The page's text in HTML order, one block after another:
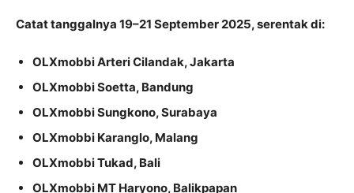
Catat tanggalnya 19–21 September 2025, serentak di:
OLXmobbi Arteri Cilandak, Jakarta
OLXmobbi Soetta, Bandung
OLXmobbi Sungkono, Surabaya
OLXmobbi Karanglo, Malang
OLXmobbi Tukad, Bali
OLXmobbi MT Haryono, Balikpapan